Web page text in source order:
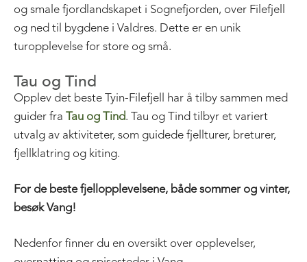
og smale fjordlandskapet i Sognefjorden, over Filefjell
og ned til bygdene i Valdres. Dette er en unik
turopplevelse for store og små.
Tau og Tind
Opplev det beste Tyin-Filefjell har å tilby sammen med
guider fra Tau og Tind. Tau og Tind tilbyr et variert
utvalg av aktiviteter, som guidede fjellturer, breturer,
fjellklatring og kiting.
For de beste fjellopplevelsene, både sommer og vinter,
besøk Vang!
Nedenfor finner du en oversikt over opplevelser,